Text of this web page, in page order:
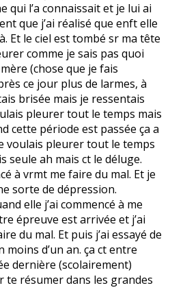
qui l’a connaissait et je lui ai
que j’ai réalisé que enft elle
Et le ciel est tombé sr ma tête
comme je sais pas quoi
(chose que je fais
ce jour plus de larmes, à
brisée mais je ressentais
pleurer tout le temps mais
cette période est passée ça a
voulais pleurer tout le temps
seule ah mais ct le déluge.
à vrmt me faire du mal. Et je
sorte de dépression.
elle j’ai commencé à me
épreuve est arrivée et j’ai
du mal. Et puis j’ai essayé de
d’un an. ça ct entre
dernière (scolairement)
te résumer dans les grandes